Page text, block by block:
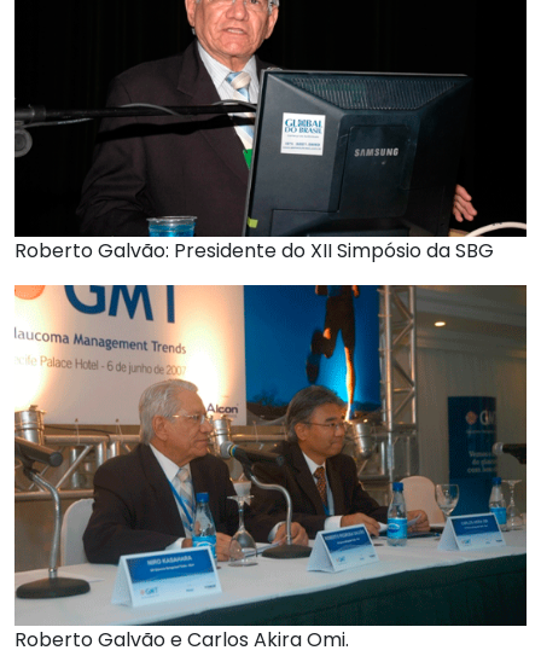
Roberto Galvão: Presidente do XII Simpósio da SBG
Roberto Galvão e Carlos Akira Omi.